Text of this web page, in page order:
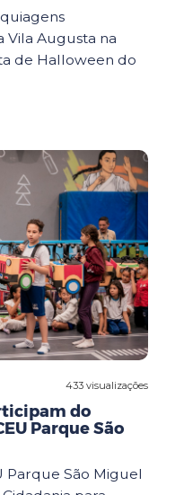
Vila Augusta na
de Halloween do
433 visualizações
do
Parque São
Parque São Miguel